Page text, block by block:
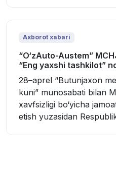
Axborot xabari
“O‘zAuto-Austem”
“Eng yaxshi tashkilot”
28–aprel “Butunjaxon
kuni” munosabati bilan
xavfsizligi bo‘yicha
etish yuzasidan